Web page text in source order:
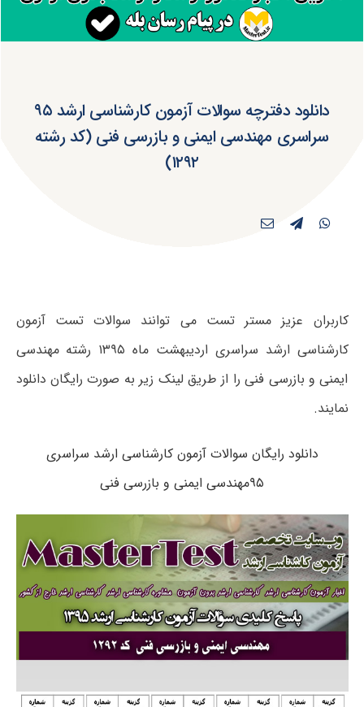
دانلود دفترچه سوالات آزمون کارشناسی ارشد ۹۵
سراسری مهندسی ایمنی و بازرسی فنی (کد رشته
۱۲۹۲)
کاربران عزیز مستر تست می توانند سوالات تست آزمون
کارشناسی ارشد سراسری اردیبهشت ماه ۱۳۹۵ رشته مهندسی
ایمنی و بازرسی فنی را از طریق لینک زیر به صورت رایگان دانلود
نمایند.
دانلود رایگان سوالات آزمون کارشناسی ارشد سراسری
۹۵مهندسی ایمنی و بازرسی فنی